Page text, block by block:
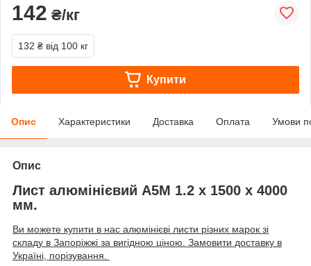
142 ₴/кг
132 ₴ від 100 кг
Купити
Опис Характеристики Доставка Оплата Умови
Опис
Лист алюмінієвий А5М 1.2 х 1500 х 4000
мм.
Ви можете купити в нас алюмінієві листи різних марок зі
складу в Запоріжжі за вигідною ціною. Замовити доставку в
Україні, порізування.